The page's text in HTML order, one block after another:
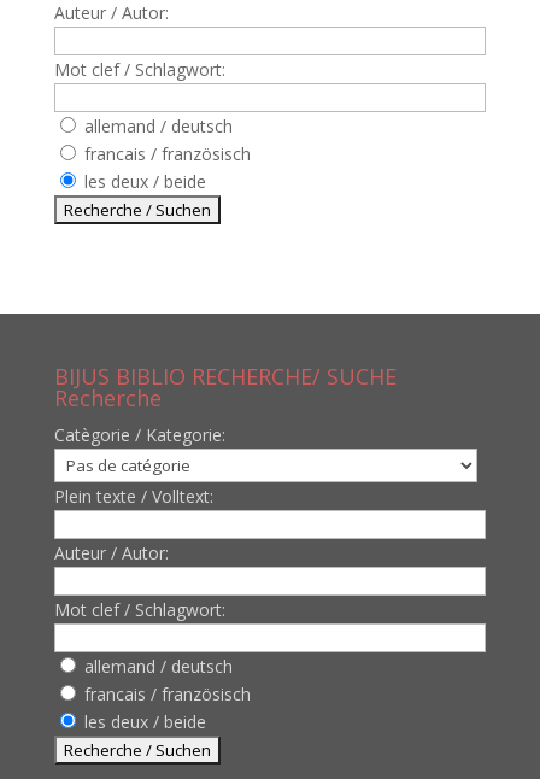
Auteur / Autor:
Mot clef / Schlagwort:
allemand / deutsch
francais / französisch
les deux / beide
BIJUS BIBLIO RECHERCHE/ SUCHE
Recherche
Catègorie / Kategorie:
Plein texte / Volltext:
Auteur / Autor:
Mot clef / Schlagwort:
allemand / deutsch
francais / französisch
les deux / beide